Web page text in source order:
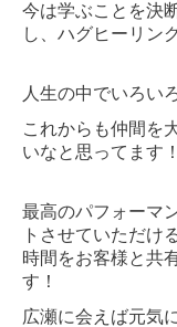
今は学ぶことを決
し、 ハグヒーリン
人生の中でいろい
これからも仲間を
いなと思ってます！
最高のパフォーマ
トさせていただけ
時間をお客様と共
す！
広瀬に会えば元気